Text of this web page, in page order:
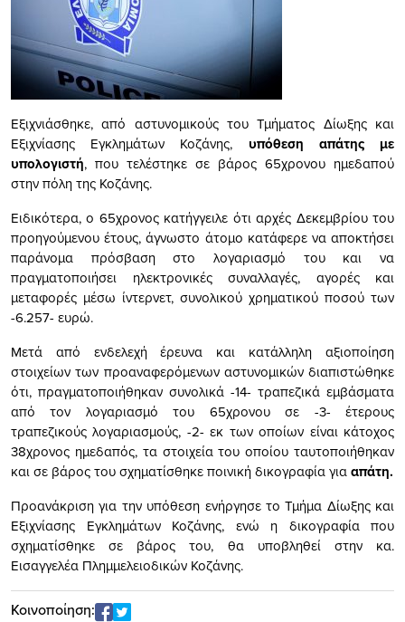
Εξιχνιάσθηκε, από αστυνομικούς του Τμήματος Δίωξης και
Εξιχνίασης Εγκλημάτων Κοζάνης, υπόθεση απάτης
με
υπολογιστή, που τελέστηκε σε βάρος 65χρονου ημεδαπού
στην πόλη της Κοζάνης.
Ειδικότερα, ο 65χρονος κατήγγειλε ότι αρχές Δεκεμβρίου του
προηγούμενου έτους, άγνωστο άτομο κατάφερε να αποκτήσει
παράνομα πρόσβαση στο λογαριασμό του και να
πραγματοποιήσει ηλεκτρονικές συναλλαγές, αγορές και
μεταφορές μέσω ίντερνετ, συνολικού χρηματικού ποσού των
-6.257- ευρώ.
Μετά από ενδελεχή έρευνα και κατάλληλη αξιοποίηση
στοιχείων των προαναφερόμενων αστυνομικών διαπιστώθηκε
ότι, πραγματοποιήθηκαν συνολικά -14- τραπεζικά εμβάσματα
από τον λογαριασμό του 65χρονου σε -3- έτερους
τραπεζικούς λογαριασμούς, -2- εκ των οποίων είναι κάτοχος
38χρονος ημεδαπός, τα στοιχεία του οποίου ταυτοποιήθηκαν
και σε βάρος του σχηματίσθηκε ποινική δικογραφία γιααπάτη.
Προανάκριση για την υπόθεση ενήργησε το Τμήμα Δίωξης και
Εξιχνίασης Εγκλημάτων Κοζάνης, ενώ η δικογραφία που
σχηματίσθηκε σε βάρος του, θα υποβληθεί στην κα.
Εισαγγελέα Πλημμελειοδικών Κοζάνης.
Κοινοποίηση: